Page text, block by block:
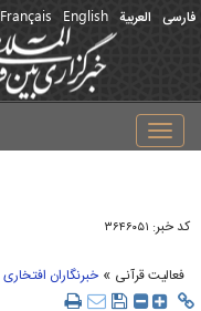
فارسی العربیة English
Français
Toggle
navigation
کد خبر: ۳۶۴۶۰۵۱
فعالیت قرآنی » خبرنگاران افتخاری